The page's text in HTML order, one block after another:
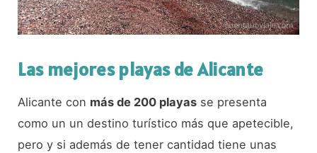
Las mejores playas de Alicante
Alicante con más de 200 playas se presenta
como un un destino turístico más que apetecible,
pero y si además de tener cantidad tiene unas